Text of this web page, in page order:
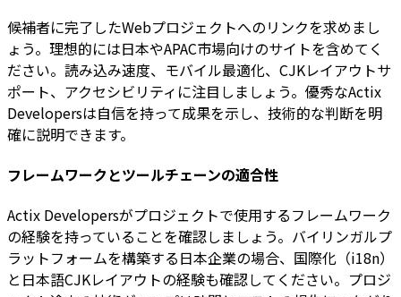
候補者に完了したWebプロジェクトへのリンクを求めまし
ょう。理想的には日本やAPAC市場向けのサイトを含めてく
ださい。読み込み速度、モバイル最適化、CJKレイアウトサ
ポート、アクセシビリティに注目しましょう。優秀なActix
Developersは自信を持って成果を示し、技術的な判断を明
確に説明できます。
フレームワークとツールチェーンの適合性
Actix Developersがプロジェクトで使用するフレームワーク
の経験を持っていることを確認しましょう。バイリンガルプ
ラットフォームを構築する日本企業の場合、国際化（i18n）
と日本語CJKレイアウトの経験も確認してください。プロジ